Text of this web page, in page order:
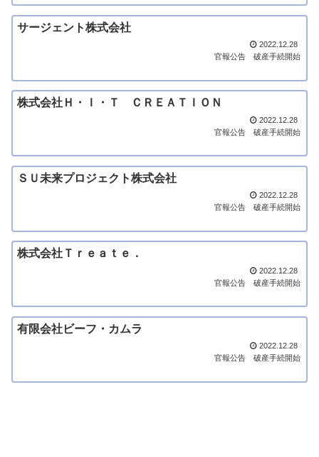
サージェント株式会社
2022.12.28
官報公告
破産手続開始
株式会社Ｈ・Ｉ・Ｔ ＣＲＥＡＴＩＯＮ
2022.12.28
官報公告
破産手続開始
ＳＵ未来プロジェクト株式会社
2022.12.28
官報公告
破産手続開始
株式会社Ｔｒｅａｔｅ．
2022.12.28
官報公告
破産手続開始
有限会社ビーフ・カムラ
2022.12.28
官報公告
破産手続開始